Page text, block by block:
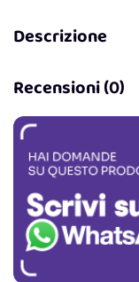
Descrizione
Recensioni (0)